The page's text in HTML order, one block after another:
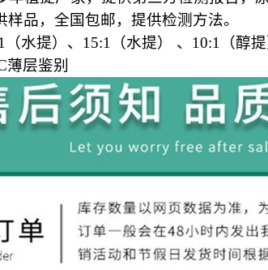
品，全国包邮，提供检测方法。
（水提）、 15:1 （水提） 、 10:1 （醇提
薄层鉴别